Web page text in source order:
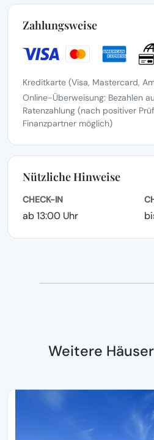
Zahlungsweise
Kreditkarte (Visa, Mastercard,
Online-Überweisung: Bezahlen
Ratenzahlung (nach positiver
Finanzpartner möglich)
Nützliche Hinweise
CHECK-IN
ab 13:00 Uhr
Weitere